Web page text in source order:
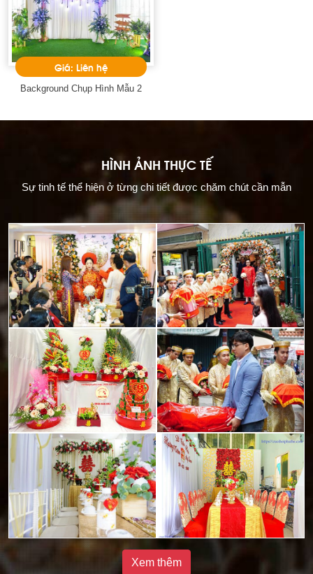
Giá: Liên hệ
Background Chụp Hình Mẫu 2
HÌNH ẢNH THỰC TẾ
Sự tinh tế thể hiện ở từng chi tiết được chăm chút cần mẫn
Xem thêm